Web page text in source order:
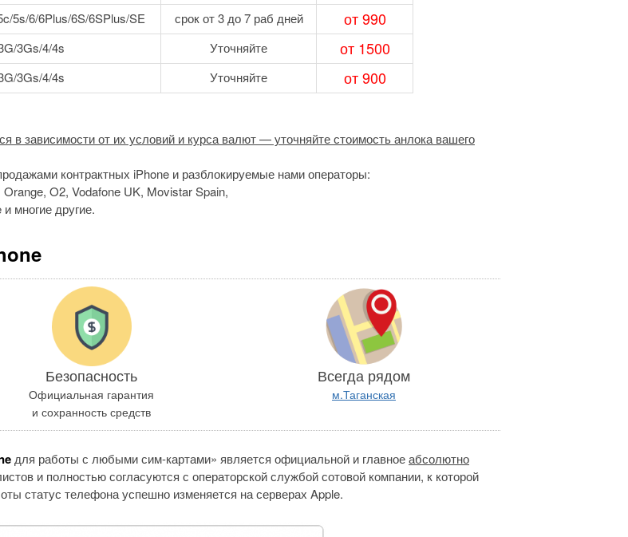
5s/6/6Plus/6S/6SPlus/SE срок от 3 до 7 раб дней от 990
3Gs/4/4s Уточняйте от 1500
3Gs/4/4s Уточняйте от 900
в зависимости от их условий и курса валют — уточняйте стоимость анлока вашего
контрактных iPhone и разблокируемые нами операторы:
O2, Vodafone UK, Movistar Spain,
многие другие.
Безопасность
Официальная гарантия
и сохранность средств
Всегда рядом
м.Таганская
для работы с любыми сим-картами» является официальной и главноеабсолютно
и полностью согласуются с операторской службой сотовой компании, к которой
статус телефона успешно изменяется на серверах Apple.